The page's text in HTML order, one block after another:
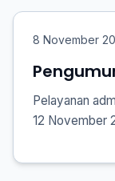
8 November
Pelayanan
12 November